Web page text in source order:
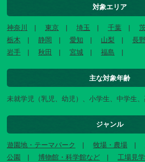
対象エリア
神奈川 東京 埼玉 千葉
栃木
静岡 愛知 山梨 長野
岩手
秋田 宮城 福島
主な対象年齢
未就学児（乳児、幼児）、小学生、中学生
ジャンル
遊園地・テーマパーク 牧場・農場
公園
博物館・科学館など
工場見